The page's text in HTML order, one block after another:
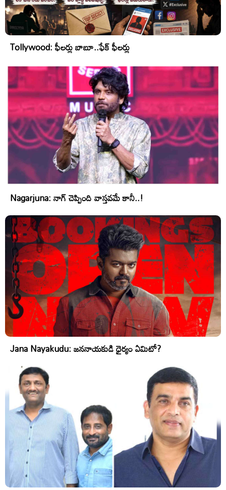
Tollywood: ఫీలర్లు బాబూ..ఫేక్ ఫీలర్లు
Nagarjuna: నాగ్ చెప్పింది వాస్తవమే కానీ..!
Jana Nayakudu: జననాయకుడి ధైర్యం ఏమిటో?